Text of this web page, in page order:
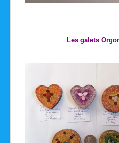
Les galets